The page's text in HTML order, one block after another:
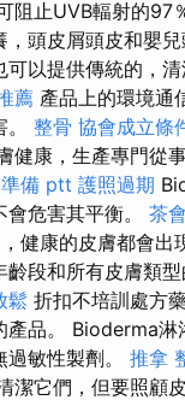
阻止UVB輻射的97
頭皮屑頭皮和嬰兒
可以提供傳統的，
薦 產品上的環境通
整骨 協會成立條
健康，生產專門從
備 ptt 護照過期
危害其平衡。 茶會
健康的皮膚都會出
段和所有皮膚類型
鬆 折扣不培訓處方
產品。 Bioderma淋
敏性製劑。 推拿
潔它們，但要照顧